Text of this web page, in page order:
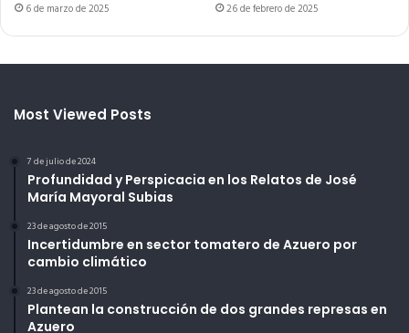
6 de marzo de 2025 26 de febrero de 2025
Most Viewed Posts
7 de julio de 2024
Profundidad y Perspicacia en los Relatos de José
María Mayoral Subias
23 de agosto de 2015
Incertidumbre en sector tomatero de Azuero por
cambio climático
23 de agosto de 2015
Plantean la construcción de dos grandes represas en
Azuero